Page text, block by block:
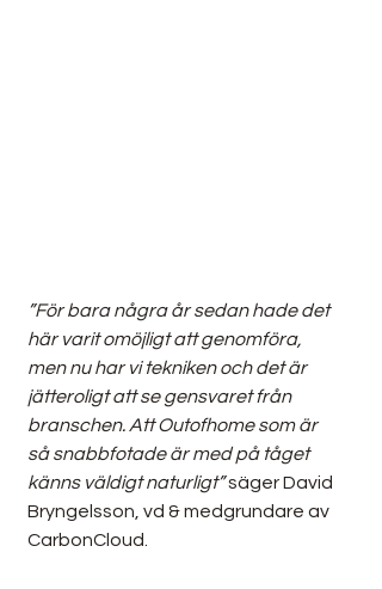
”För bara några år sedan hade det
här varit omöjligt att genomföra,
men nu har vi tekniken och det är
jätteroligt att se gensvaret från
branschen. Att Outofhome som är
så snabbfotade är med på tåget
känns väldigt naturligt” säger David
Bryngelsson, vd & medgrundare av
CarbonCloud.